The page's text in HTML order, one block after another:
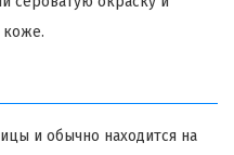
коже.
и обычно находится на